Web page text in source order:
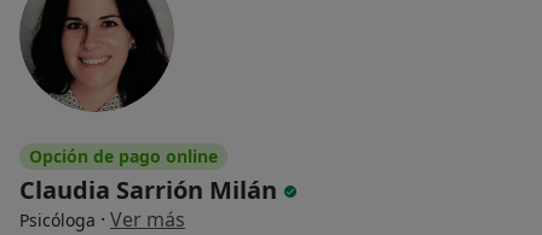
Opción de pago online
Claudia Sarrión Milán
Psicóloga · Ver más